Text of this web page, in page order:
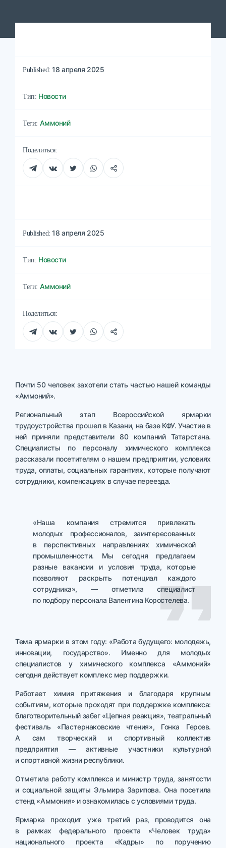
Published: 18 апреля 2025
Тип: Новости
Теги: Аммоний
Поделиться:
Published: 18 апреля 2025
Тип: Новости
Теги: Аммоний
Поделиться:
Почти 50 человек захотели стать частью нашей команды
«Аммоний».
Региональный этап Всероссийской ярмарки
трудоустройства прошел в Казани, на базе КФУ. Участие в
ней приняли представители 80 компаний Татарстана.
Специалисты по персоналу химического комплекса
рассказали посетителям о нашем предприятии, условиях
труда, оплаты, социальных гарантиях, которые получают
сотрудники, компенсациях в случае переезда.
«Наша компания стремится привлекать
молодых профессионалов, заинтересованных
в перспективных направлениях химической
промышленности. Мы сегодня предлагаем
разные вакансии и условия труда, которые
позволяют раскрыть потенциал каждого
сотрудника», — отметила специалист
по подбору персонала Валентина Коростелева.
Тема ярмарки в этом году: «Работа будущего: молодежь,
инновации, государство». Именно для молодых
специалистов у химического комплекса «Аммоний»
сегодня действует комплекс мер поддержки.
Работает химия притяжения и благодаря крупным
событиям, которые проходят при поддержке комплекса:
благотворительный забег «Цепная реакция», театральный
фестиваль «Пастернаковские чтения», Гонка Героев.
А сам творческий и спортивный коллектив
предприятия — активные участники культурной
и спортивной жизни республики.
Отметила работу комплекса и министр труда, занятости
и социальной защиты Эльмира Зарипова. Она посетила
стенд «Аммония» и ознакомилась с условиями труда.
Ярмарка проходит уже третий раз, проводится она
в рамках федерального проекта «Человек труда»
национального проекта «Кадры» по поручению